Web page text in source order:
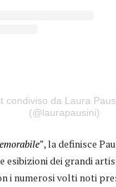
condiviso da Laura
(@laurapausini)
”, la definisce
esibizioni dei grandi
i numerosi volti noti